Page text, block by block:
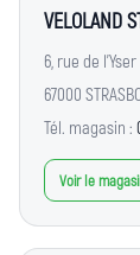
VELOLAND
6, rue de l'Yser
67000
Tél. magasin :
Voir le